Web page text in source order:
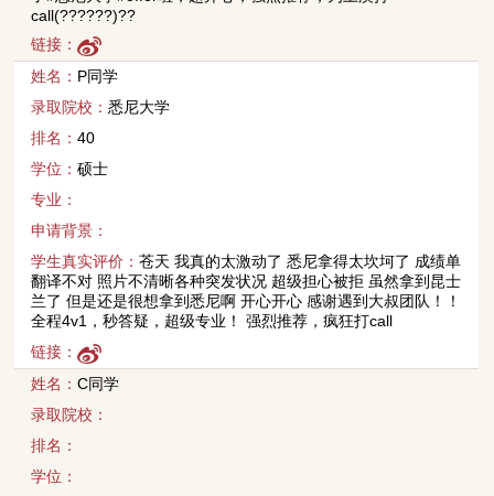
call(??????)??
链接：
姓名： P同学
录取院校：悉尼大学
排名：40
学位：硕士
专业：
申请背景：
学生真实评价：苍天 我真的太激动了 悉尼拿得太坎坷了 成绩单
翻译不对 照片不清晰各种突发状况 超级担心被拒 虽然拿到昆士
兰了 但是还是很想拿到悉尼啊 开心开心 感谢遇到大叔团队！！
全程4v1，秒答疑，超级专业！ 强烈推荐，疯狂打call
链接：
姓名：C同学
录取院校：
排名：
学位：